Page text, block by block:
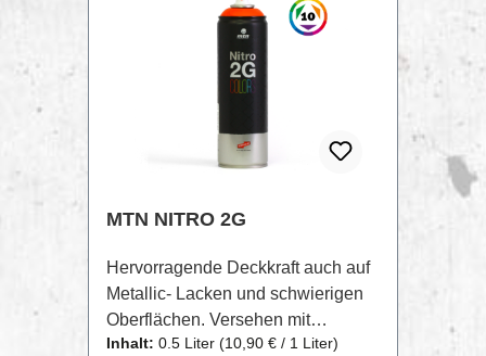
MADMAXXX auf ihre Kosten.
MTN NITRO 2G
Hervorragende Deckkraft auch auf
Metallic- Lacken und schwierigen
Oberflächen. Versehen mit
niedrigem Druck sind die Nitro
Inhalt: 0.5 Liter (10,90 € / 1 Liter)